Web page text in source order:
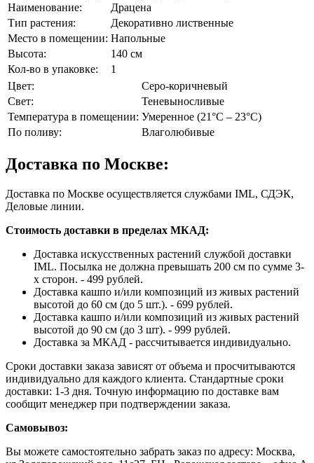
Наименование:
Драцена
Тип растения:
Декоративно лиственные
Место в помещении: Напольные
Высота:
140 см
Кол-во в упаковке:
1
Цвет:
Серо-коричневый
Свет:
Теневыносливые
Температура в помещении: Умеренное (21°C – 23°C)
По поливу:
Влаголюбивые
Доставка по Москве:
Доставка по Москве осуществляется службами IML, СДЭК,
Деловые линии.
Стоимость доставки в пределах МКАД:
Доставка искусственных растений службой доставки
IML. Посылка не должна превышать 200 см по сумме 3-
х сторон. - 499 рублей.
Доставка кашпо и/или композиций из живых растений
высотой до 60 см (до 5 шт.). - 699 рублей.
Доставка кашпо и/или композиций из живых растений
высотой до 90 см (до 3 шт). - 999 рублей.
Доставка за МКАД - рассчитывается индивидуально.
Сроки доставки заказа зависят от объема и просчитываются
индивидуально для каждого клиента. Стандартные сроки
доставки: 1-3 дня. Точную информацию по доставке вам
сообщит менеджер при подтверждении заказа.
Самовывоз:
Вы можете самостоятельно забрать заказ по адресу: Москва,